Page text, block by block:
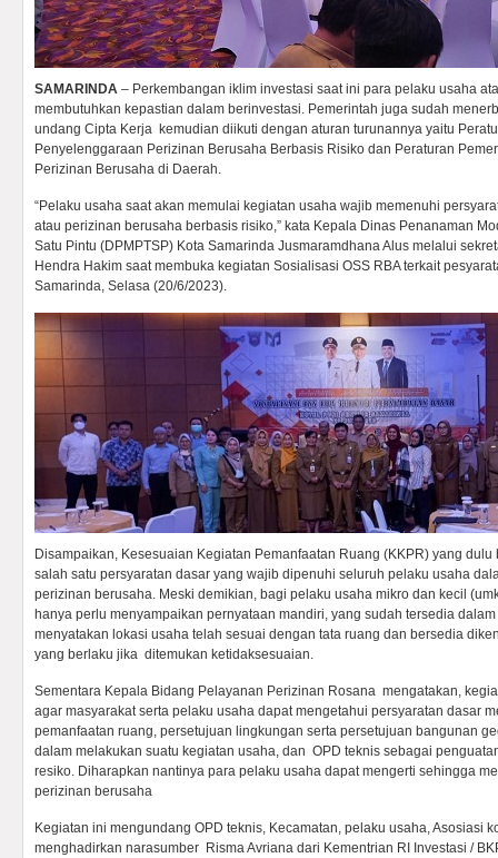
SAMARINDA – Perkembangan iklim investasi saat ini para pelaku usaha
membutuhkan kepastian dalam berinvestasi. Pemerintah juga sudah
undang Cipta Kerja kemudian diikuti dengan aturan turunannya yaitu
Penyelenggaraan Perizinan Berusaha Berbasis Risiko dan Peraturan
Perizinan Berusaha di Daerah.
“Pelaku usaha saat akan memulai kegiatan usaha wajib memenuhi
atau perizinan berusaha berbasis risiko,” kata Kepala Dinas Penanaman
Satu Pintu (DPMPTSP) Kota Samarinda Jusmaramdhana Alus melalui
Hendra Hakim saat membuka kegiatan Sosialisasi OSS RBA terkait
Samarinda, Selasa (20/6/2023).
Disampaikan, Kesesuaian Kegiatan Pemanfaatan Ruang (KKPR) yang
salah satu persyaratan dasar yang wajib dipenuhi seluruh pelaku usaha
perizinan berusaha. Meski demikian, bagi pelaku usaha mikro dan kecil
hanya perlu menyampaikan pernyataan mandiri, yang sudah tersedia
menyatakan lokasi usaha telah sesuai dengan tata ruang dan bersedia
yang berlaku jika ditemukan ketidaksesuaian.
Sementara Kepala Bidang Pelayanan Perizinan Rosana mengatakan,
agar masyarakat serta pelaku usaha dapat mengetahui persyaratan dasar
pemanfaatan ruang, persetujuan lingkungan serta persetujuan bangunan
dalam melakukan suatu kegiatan usaha, dan OPD teknis sebagai
resiko. Diharapkan nantinya para pelaku usaha dapat mengerti sehingga
perizinan berusaha
Kegiatan ini mengundang OPD teknis, Kecamatan, pelaku usaha, Asosiasi
menghadirkan narasumber Risma Avriana dari Kementrian RI Investasi /